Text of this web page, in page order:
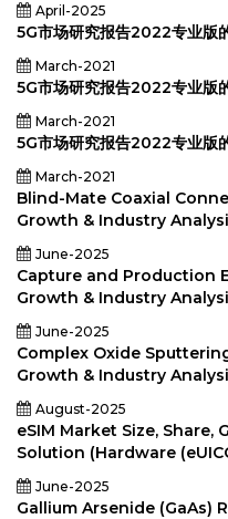
April-2025
5G市场研究报告2022专业版
March-2021
5G市场研究报告2022专业版
March-2021
5G市场研究报告2022专业版
March-2021
Blind-Mate Coaxial
Growth & Industry
June-2025
Capture and Production
Growth & Industry
June-2025
Complex Oxide
Growth & Industry
August-2025
eSIM Market Size, Share,
Solution (Hardware
June-2025
Gallium Arsenide (GaAs)